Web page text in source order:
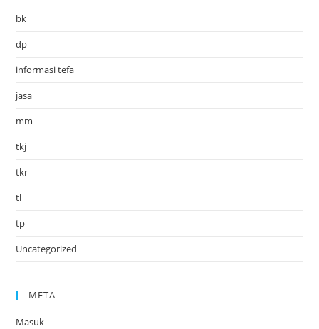
bk
dp
informasi tefa
jasa
mm
tkj
tkr
tl
tp
Uncategorized
META
Masuk